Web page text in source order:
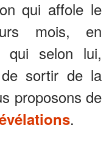
qui affole le
mois, en
qui selon lui,
sortir de la
proposons de
.